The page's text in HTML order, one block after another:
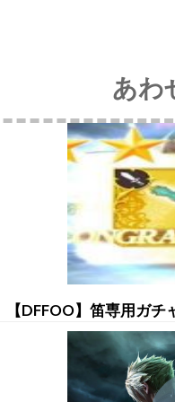
あわ
【DFFOO】笛専用ガ